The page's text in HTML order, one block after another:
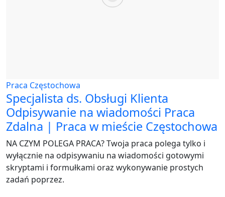
Praca Częstochowa
Specjalista ds. Obsługi Klienta
Odpisywanie na wiadomości Praca
Zdalna | Praca w mieście Częstochowa
NA CZYM POLEGA PRACA? Twoja praca polega tylko i
wyłącznie na odpisywaniu na wiadomości gotowymi
skryptami i formułkami oraz wykonywanie prostych
zadań poprzez.